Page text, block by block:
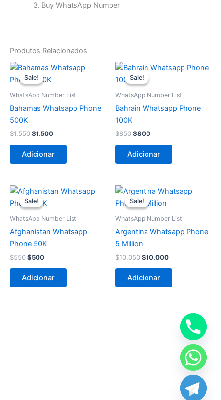
Buy WhatsApp Number
Produtos Relacionados
Sale!
Sale!
WhatsApp Number List
Bahamas Whatsapp Phone
500K
$1.550
O
preço
original
$1.550.
$1.500
O
$1.500.
Adicionar
Sale!
Sale!
WhatsApp Number List
Bahrain Whatsapp Phone
100K
$850
O
preço
original
$850.
$800
O
$800.
Adicionar
Sale!
Sale!
WhatsApp Number List
Afghanistan Whatsapp
Phone 50K
$550
O
preço
original
$550.
$500
O
atual
$500.
Adicionar
Sale!
Sale!
WhatsApp Number List
Argentina Whatsapp Phone
5 Million
$10.050
O
preço
original
$10.050.
$10.000
O
preço
$10.000.
Adicionar